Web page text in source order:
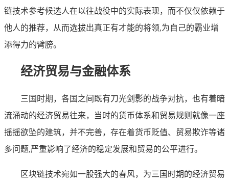
链技术参考候选人在以往战役中的实际表现，而不仅仅依赖于
他人的推荐，从而选拔出真正有才能的将领,为自己的霸业增
添得力的臂膀。
经济贸易与金融体系
三国时期，各国之间既有刀光剑影的战争对抗，也有着暗
流涌动的经济贸易往来，当时的货币体系和贸易规则就像一座
摇摇欲坠的建筑，并不完善，存在着货币贬值、贸易欺诈等诸
多问题,严重影响了经济的稳定发展和贸易的公平进行。
区块链技术宛如一股强大的春风，为三国时期的经济贸易